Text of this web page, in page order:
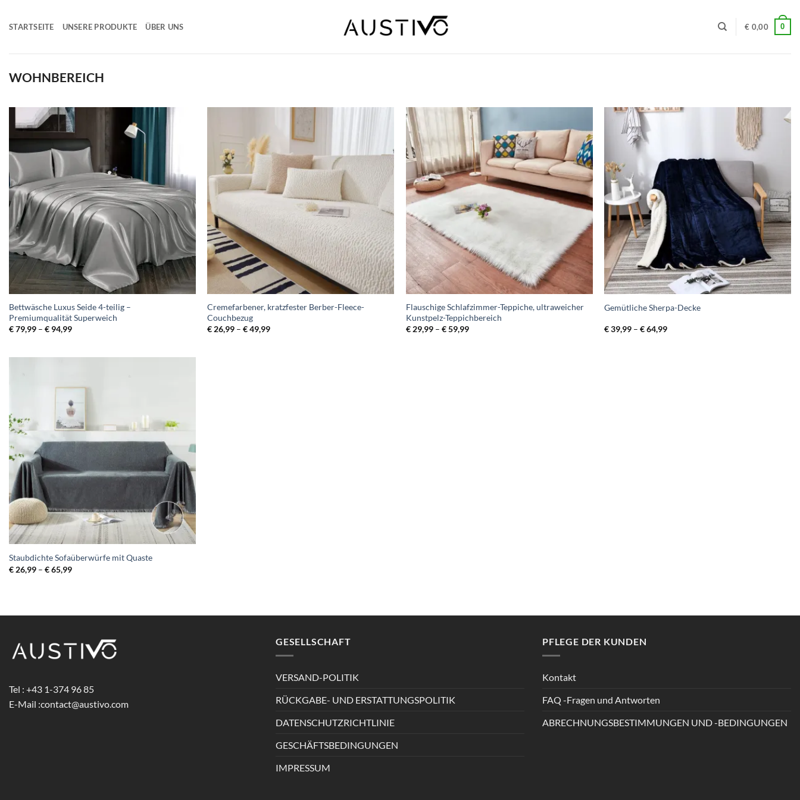
Inhalt
STARTSEITE UNSERE PRODUKTE ÜBER UNS € 0,00 0
WOHNBEREICH
Bettwäsche Luxus Seide 4-teilig –
Premiumqualität Superweich
€79,99 – €94,99Preisspanne:
Cremefarbener, kratzfester Berber-Fleece-
Couchbezug
€ 26,99 –€49,99Preisspanne:
Flauschige Schlafzimmer-Teppiche, ultraweicher
Kunstpelz-Teppichbereich
€29,99 – €59,99Preisspanne:
Gemütliche Sherpa-Decke
€39,99 –€64,99Preisspanne:
Staubdichte Sofaüberwürfe mit Quaste
€26,99 – €65,99Preisspanne:
Tel : +43 1-374 96 85
E-Mail :contact@austivo.com
GESELLSCHAFT
VERSAND-POLITIK
RÜCKGABE- UND ERSTATTUNGSPOLITIK
DATENSCHUTZRICHTLINIE
GESCHÄFTSBEDINGUNGEN
IMPRESSUM
PFLEGE DER KUNDEN
Kontakt
FAQ -Fragen und Antworten
ABRECHNUNGSBESTIMMUNGEN UND -BEDINGUNGEN